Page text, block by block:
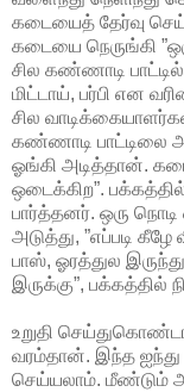
கடையைத் தேர்வு
கடையை நெருங்கி
சில கண்ணாடி
மிட்டாய், பர்பி என
சில
கண்ணாடி பாட்டிலை
ஓங்கி அடித்தான்.
ஒடைக்கிற”.
பார்த்தனர். ஒரு நொடி
அடுத்து, ”எப்படி கீழே
பாஸ், ஓரத்துல
இருக்கு”, பக்கத்தில்
உறுதி
வரம்தான். இந்த
செய்யலாம். மீண்டும்